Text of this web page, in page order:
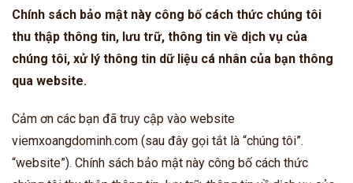
Chính sách bảo mật này công bố cách thức chúng tôi
thu thập thông tin, lưu trữ, thông tin về dịch vụ của
chúng tôi, xử lý thông tin dữ liệu cá nhân của bạn thông
qua website.
Cảm ơn các bạn đã truy cập vào website
viemxoangdominh.com (sau đây gọi tắt là “chúng tôi”.
“website”). Chính sách bảo mật này công bố cách thức